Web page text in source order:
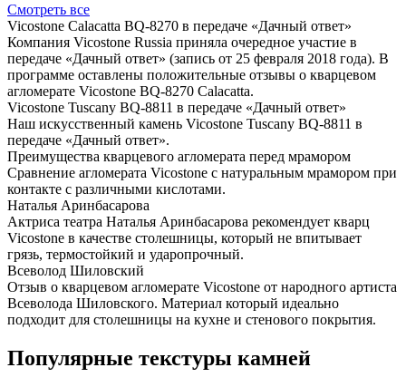
Смотреть все
Vicostone Calacatta BQ-8270 в передаче «Дачный ответ»
Компания Vicostone Russia приняла очередное участие в
передаче «Дачный ответ» (запись от 25 февраля 2018 года). В
программе оставлены положительные отзывы о кварцевом
агломерате Vicostone BQ-8270 Calacatta.
Vicostone Tuscany BQ-8811 в передаче «Дачный ответ»
Наш искусственный камень Vicostone Tuscany BQ-8811 в
передаче «Дачный ответ».
Преимущества кварцевого агломерата перед мрамором
Сравнение агломерата Vicostone с натуральным мрамором при
контакте с различными кислотами.
Наталья Аринбасарова
Актриса театра Наталья Аринбасарова рекомендует кварц
Vicostone в качестве столешницы, который не впитывает
грязь, термостойкий и ударопрочный.
Всеволод Шиловский
Отзыв о кварцевом агломерате Vicostone от народного артиста
Всеволода Шиловского. Материал который идеально
подходит для столешницы на кухне и стенового покрытия.
Популярные текстуры камней